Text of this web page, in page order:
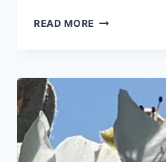
READ MORE
距
習
班